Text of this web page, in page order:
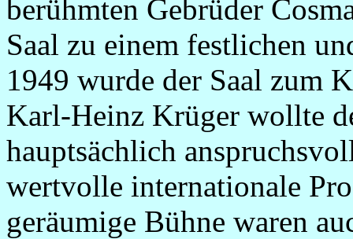
berühmten Gebrüder
Saal zu einem festlichen
1949 wurde der Saal zum
Karl-Heinz Krüger wollte
hauptsächlich
wertvolle internationale
geräumige Bühne waren